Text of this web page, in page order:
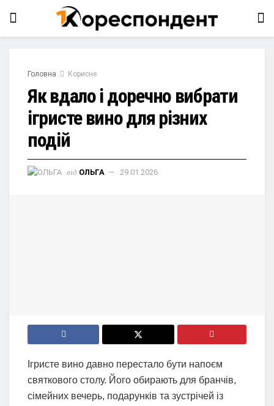
Головна Корисне
Як вдало і доречно вибрати
ігристе вино для різних
подій
від ОЛЬГА 29.01.2026
Ігристе вино давно перестало бути напоєм
святкового столу. Його обирають для бранчів,
сімейних вечерь, подарунків та зустрічей із